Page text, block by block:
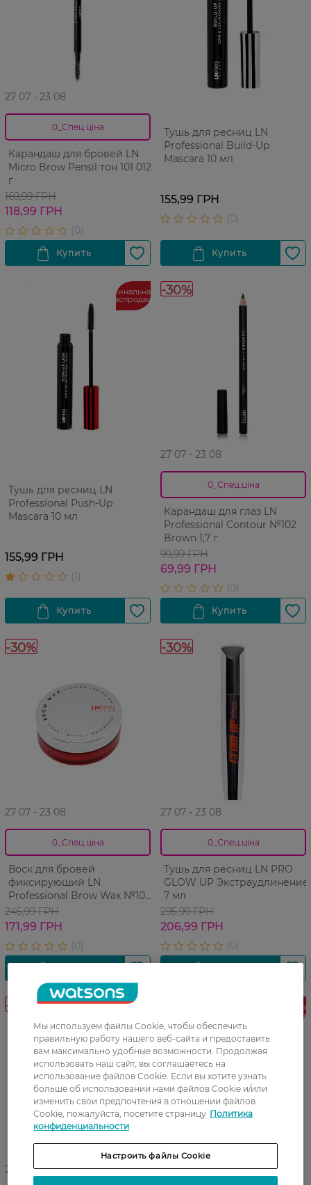
27 07 - 23 08
0_Спец.ціна
Карандаш для бровей LN
Micro Brow Pensil тон 101 012
г
169,99 ГРН
118,99 ГРН
Тушь для ресниц LN
Professional Build-Up
Mascara 10 мл
155,99 ГРН
Финальная
распродажа
Тушь для ресниц LN
Professional Push-Up
Mascara 10 мл
155,99 ГРН
-30%
27 07 - 23 08
0_Спец.ціна
Карандаш для глаз LN
Professional Contour №102
Brown 1,7 г
99,99 ГРН
69,99 ГРН
-30%
27 07 - 23 08
0_Спец.ціна
Воск для бровей
фиксирующий LN
Professional Brow Wax №101
Transparent 15 г
245,99 ГРН
171,99 ГРН
-30%
27 07 - 23 08
0_Спец.ціна
Тушь для ресниц LN PRO
GLOW UP Экстраудлинение
7 мл
295,99 ГРН
206,99 ГРН
-30%
27 07 - 23 08
Финальная
27 07 - 23 08
Мы используем файлы Cookie, чтобы обеспечить
правильную работу нашего веб-сайта и предоставить
вам максимально удобные возможности. Продолжая
использовать наш сайт, вы соглашаетесь на
использование файлов Cookie. Если вы хотите узнать
больше об использовании нами файлов Cookie и/или
изменить свои предпочтения в отношении файлов
Cookie, пожалуйста, посетите страницу Политика
конфиденциальности
Настроить файлы Cookie